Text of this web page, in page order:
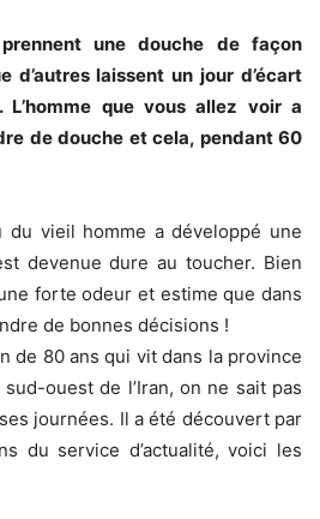
une douche de façon
d’autres laissent un jour d’écart
L’homme que vous allez voir a
de douche et cela, pendant 60
du vieil homme a développé une
devenue dure au toucher. Bien
forte odeur et estime que dans
de bonnes décisions !
de 80 ans qui vit dans la province
ouest de l’Iran, on ne sait pas
journées. Il a été découvert par
du service d’actualité, voici les